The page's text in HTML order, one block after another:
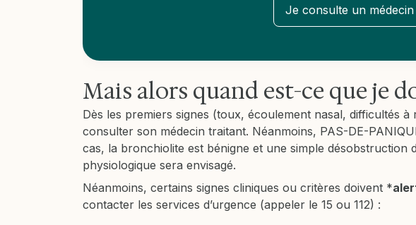
Je consulte un médecin
Mais alors quand est-ce que je
Dès les premiers signes (toux, écoulement nasal, difficultés
consulter son médecin traitant. Néanmoins, PAS-DE-
cas, la bronchiolite est bénigne et une simple désobstruction
physiologique sera envisagé.
Néanmoins, certains signes cliniques ou critères doivent *
contacter les services d’urgence (appeler le 15 ou 112) :